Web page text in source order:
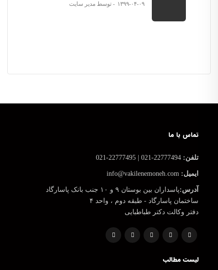
۱۳۹۹-۰۴-۰۹ توسط مدیر سایت
تماس با ما
تلفن:
ایمیل:
آدرس:پاسداران بین بوستان ۹ و ۱۰ جنب بانک پاسارگاد
ساختمان پاسارگاد - طبقه دوم ، واحد ۴
دفتر وکالت دکتر طباطبایی
لیست مطالب